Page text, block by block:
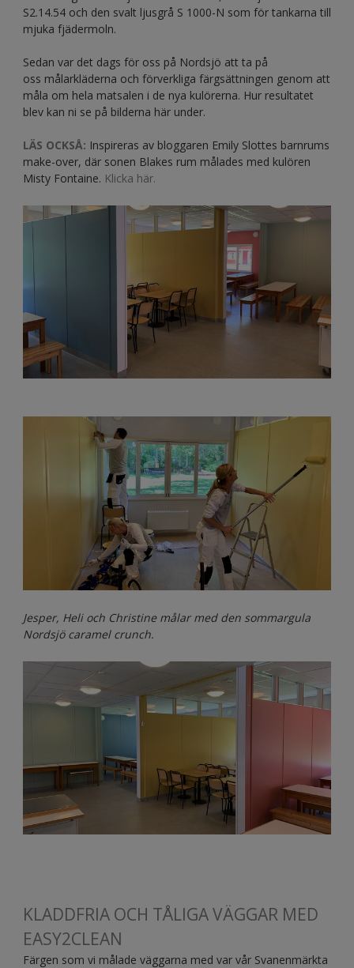
S2.14.54 och den svalt ljusgrå S 1000-N som för tankarna till
mjuka fjädermoln.
Sedan var det dags för oss på Nordsjö att ta på
oss målarkläderna och förverkliga färgsättningen genom att
måla om hela matsalen i de nya kulörerna. Hur resultatet
blev kan ni se på bilderna här under.
LÄS OCKSÅ: Inspireras av bloggaren Emily Slottes barnrums
make-over, där sonen Blakes rum målades med kulören
Misty Fontaine. Klicka här.
Jesper, Heli och Christine målar med den sommargula
Nordsjö caramel crunch.
KLADDFRIA OCH TÅLIGA VÄGGAR MED
EASY2CLEAN
Färgen som vi målade väggarna med var vår Svanenmärkta